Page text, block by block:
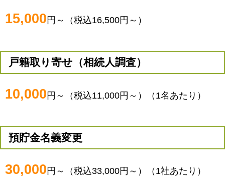
15,000 円～（税込16,500円～）
戸籍取り寄せ（相続人調査）
10,000 円～（税込11,000円～）（1名あたり）
預貯金名義変更
30,000円～（税込33,000円～）（1社あたり）